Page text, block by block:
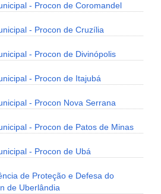
- Procon de Coromandel
- Procon de Cruzília
- Procon de Divinópolis
- Procon de Itajubá
- Procon Nova Serrana
- Procon de Patos de Minas
- Procon de Ubá
de Proteção e Defesa do
de Uberlândia